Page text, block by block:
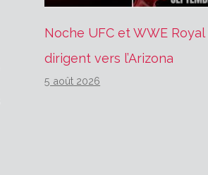
Noche UFC et WWE
dirigent vers l’Arizona
5 août 2026